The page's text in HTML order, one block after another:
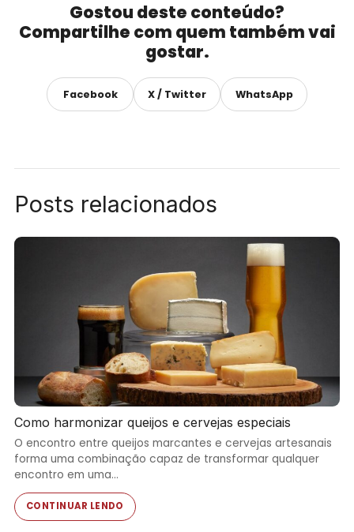
Gostou deste conteúdo?
Compartilhe com quem também vai
gostar.
Facebook X / Twitter WhatsApp
Posts relacionados
Como harmonizar queijos e cervejas especiais
O encontro entre queijos marcantes e cervejas artesanais
forma uma combinação capaz de transformar qualquer
encontro em uma…
CONTINUAR LENDO